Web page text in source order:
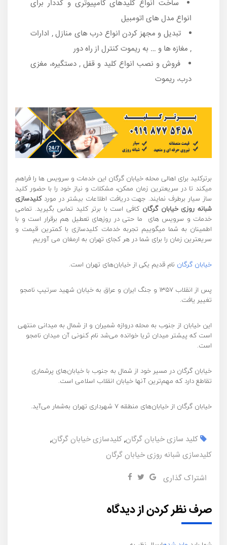
ساخت انواع کلیدهای کامپیوتری و کددار برای
انواع مدل های اتومبیل
تبدیل و مجهز کردن انواع درب های منازل , ادارات
, مغازه ها و … به ریموت کنترل از راه دور
فروش و نصب انواع کلید و قفل , دستگیره، مغزی
درب، ریموت
برترکلید برای اهالی محله خیابان گرگان این خدمات و سرویس ها را فراهم
میکند تا در سریعترین زمان ممکن، مشکلات و نیاز خود را با حضور کلید
ساز سیار برطرف نمایند. جهت دریافت اطلاعات بیشتر در مورد کلیدسازی
شبانه روزی خیابان گرگان کافی است با برتر کلید تماس بگیرید. تمامی
خدمات و سرویس های ما حتی در روزهای تعطیل هم برقرار است و با
اطمینان به شما میگوییم تجربه خدمات کلیدسازی با کمترین قیمت و
سریعترین زمان را برای شما در هر کجای تهران به ارمغان می آوریم.
خیابان گرگان نام قدیم یکی از خیابان‌های تهران است.
پس از انقلاب ۱۳۵۷ و جنگ ایران و عراق به خیابان شهید سرتیپ نامجو
تغییر یافت.
این خیابان از جنوب به محله دروازه شمیران و از شمال به میدانی منتهی
است که پیشتر میدان ثریا خوانده می‌شد نام کنونی آن میدان نامجو
است.
خیابان گرگان در مسیر خود از شمال به جنوب با خیابان‌های پرشماری
تقاطع دارد که مهم‌ترین آنها خیابان انقلاب اسلامی است.
خیابان گرگان از خیابان‌های منطقه ۷ شهرداری تهران به‌شمار می‌آید.
کلید سازی خیابان گرگان,کلیدسازی خیابان گرگان,
کلیدسازی شبانه روزی خیابان گرگان
اشتراک گذاری
صرف نظر کردن از دیدگاه